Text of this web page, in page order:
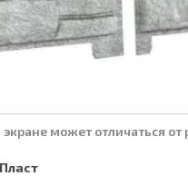
может отличаться от